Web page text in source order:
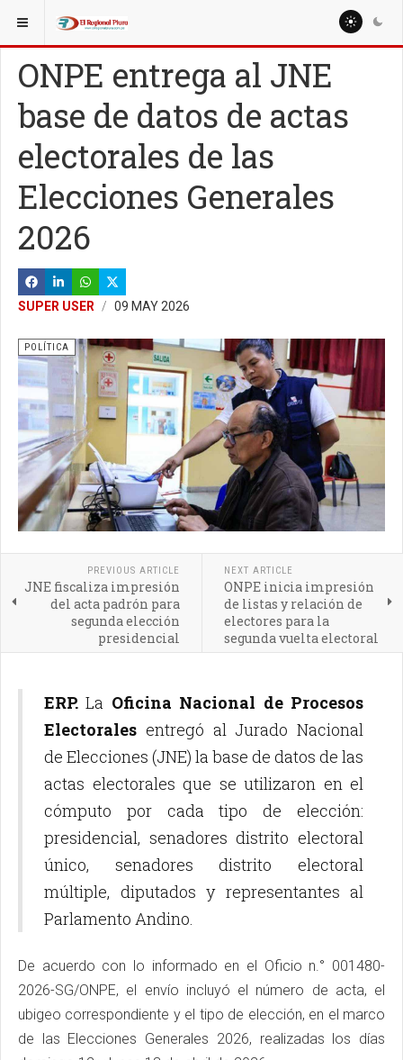
ESTÁ AQUÍ: NACIONALES
ONPE entrega al JNE
base de datos de actas
electorales de las
Elecciones Generales
2026
SUPER USER 09 MAY 2026
POLÍTICA
PREVIOUS ARTICLE
JNE fiscaliza impresión
del acta padrón para
segunda elección
presidencial
NEXT ARTICLE
ONPE inicia impresión
de listas y relación de
electores para la
segunda vuelta electoral
ERP. La Oficina Nacional de Procesos
Electorales entregó al Jurado Nacional
de Elecciones (JNE) la base de datos de las
actas electorales que se utilizaron en el
cómputo por cada tipo de elección:
presidencial, senadores distrito electoral
único, senadores distrito electoral
múltiple, diputados y representantes al
Parlamento Andino.
De acuerdo con lo informado en el Oficio n.° 001480-
2026-SG/ONPE, el envío incluyó el número de acta, el
ubigeo correspondiente y el tipo de elección, en el marco
de las Elecciones Generales 2026, realizadas los días